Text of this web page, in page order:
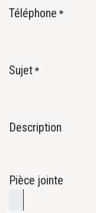
Téléphone *
Sujet *
Description
Pièce jointe